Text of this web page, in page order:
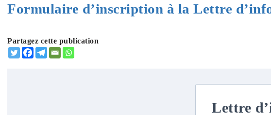
Formulaire d’inscription à la Lettre
Partagez cette publication
Lettre